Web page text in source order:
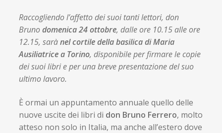
Raccogliendo l’affetto dei suoi tanti lettori, don
Brunodomenica 24 ottobre, dalle ore 10.15 alle ore
12.15, sarànel cortile della basilica di Maria
Ausiliatrice a Torino, disponibile per firmare le copie
dei suoi libri e per una breve presentazione del suo
ultimo lavoro.
È ormai un appuntamento annuale quello delle
nuove uscite dei libri di don Bruno Ferrero, molto
atteso non solo in Italia, ma anche all’estero dove